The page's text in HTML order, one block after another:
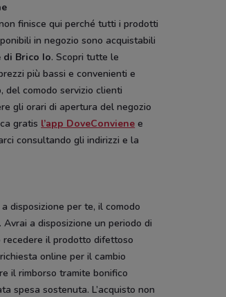
finisce qui perché tutti i prodotti
in negozio sono acquistabili
di Brico Io. Scopri tutte le
più bassi e convenienti e
del comodo servizio clienti
gli orari di apertura del negozio
gratis l’app DoveConviene e
consultando gli indirizzi e la
disposizione per te, il comodo
. Avrai a disposizione un periodo di
recedere il prodotto difettoso
online per il cambio
il rimborso tramite bonifico
spesa sostenuta. L’acquisto non